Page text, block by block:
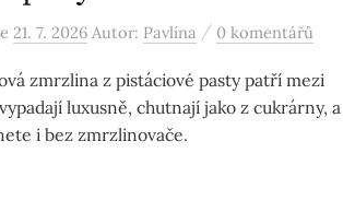
21. 7. 2026 Autor: Pavlína / 0 komentářů
zmrzlina z pistáciové pasty patří mezi
luxusně, chutnají jako z cukrárny, a
i bez zmrzlinovače.